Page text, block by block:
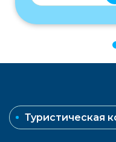
Туристическая